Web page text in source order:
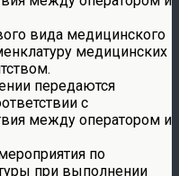
вида медицинского
медицинских
передаются
с
между оператором и
по
при выполнении